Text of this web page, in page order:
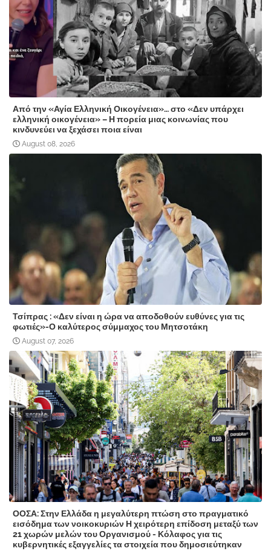
Από την «Αγία Ελληνική Οικογένεια»… στο «Δεν υπάρχει
ελληνική οικογένεια» – Η πορεία μιας κοινωνίας που
κινδυνεύει να ξεχάσει ποια είναι
August 08, 2026
Τσίπρας : «Δεν είναι η ώρα να αποδοθούν ευθύνες για τις
φωτιές»-Ο καλύτερος σύμμαχος του Μητσοτάκη
August 07, 2026
ΟΟΣΑ: Στην Ελλάδα η μεγαλύτερη πτώση στο πραγματικό
εισόδημα των νοικοκυριών Η χειρότερη επίδοση μεταξύ των
21 χωρών μελών του Οργανισμού - Κόλαφος για τις
κυβερνητικές εξαγγελίες τα στοιχεία που δημοσιεύτηκαν